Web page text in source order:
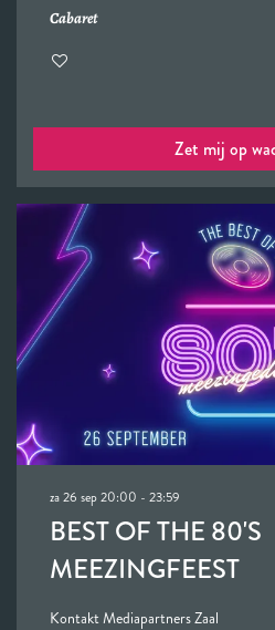
Cabaret
Zet mij op
BEST OF THE 80'S
MEEZINGFEEST
za 26 sep20:00 - 23:59
Kontakt Mediapartners Zaal